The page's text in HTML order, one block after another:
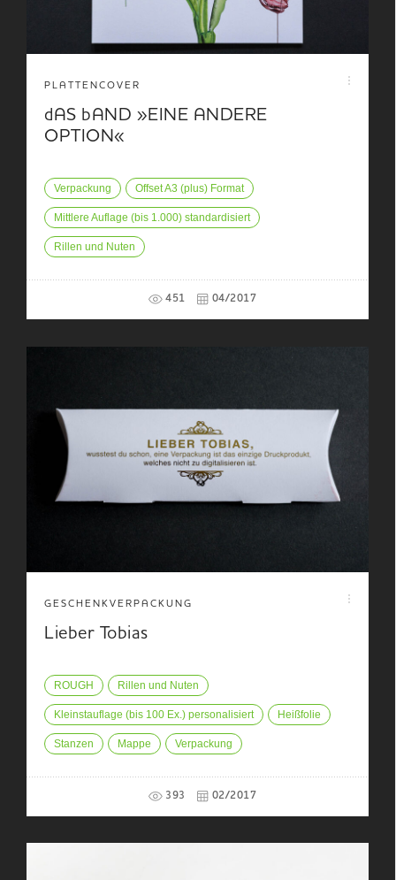
PLATTENCOVER
dAS bAND »EINE ANDERE
OPTION«
Verpackung Offset A3 (plus) Format
Mittlere Auflage (bis 1.000) standardisiert
Rillen und Nuten
451 04/2017
GESCHENKVERPACKUNG
Lieber Tobias
ROUGH Rillen und Nuten
Kleinstauflage (bis 100 Ex.) personalisiert Heißfolie
Stanzen Mappe Verpackung
393 02/2017